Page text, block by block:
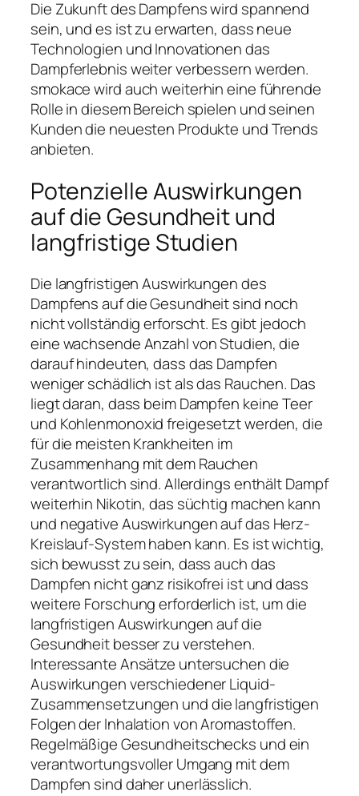
Die Zukunft des Dampfens wird spannend
sein, und es ist zu erwarten, dass neue
Technologien und Innovationen das
Dampferlebnis weiter verbessern werden.
smokace wird auch weiterhin eine führende
Rolle in diesem Bereich spielen und seinen
Kunden die neuesten Produkte und Trends
anbieten.
Potenzielle Auswirkungen
auf die Gesundheit und
langfristige Studien
Die langfristigen Auswirkungen des
Dampfens auf die Gesundheit sind noch
nicht vollständig erforscht. Es gibt jedoch
eine wachsende Anzahl von Studien, die
darauf hindeuten, dass das Dampfen
weniger schädlich ist als das Rauchen. Das
liegt daran, dass beim Dampfen keine Teer
und Kohlenmonoxid freigesetzt werden, die
für die meisten Krankheiten im
Zusammenhang mit dem Rauchen
verantwortlich sind. Allerdings enthält Dampf
weiterhin Nikotin, das süchtig machen kann
und negative Auswirkungen auf das Herz-
Kreislauf-System haben kann. Es ist wichtig,
sich bewusst zu sein, dass auch das
Dampfen nicht ganz risikofrei ist und dass
weitere Forschung erforderlich ist, um die
langfristigen Auswirkungen auf die
Gesundheit besser zu verstehen.
Interessante Ansätze untersuchen die
Auswirkungen verschiedener Liquid-
Zusammensetzungen und die langfristigen
Folgen der Inhalation von Aromastoffen.
Regelmäßige Gesundheitschecks und ein
verantwortungsvoller Umgang mit dem
Dampfen sind daher unerlässlich.